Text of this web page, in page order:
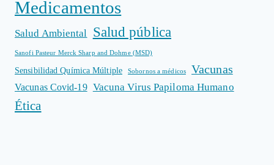
Medicamentos
Salud Ambiental Salud pública
Sanofi Pasteur Merck Sharp and Dohme (MSD)
Sensibilidad Química Múltiple Sobornos a médicos Vacunas
Vacunas Covid-19 Vacuna Virus Papiloma Humano
Ética